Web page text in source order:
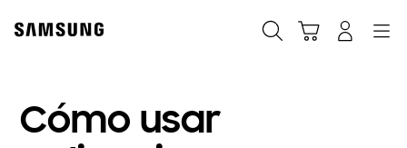
content
Cómo usar